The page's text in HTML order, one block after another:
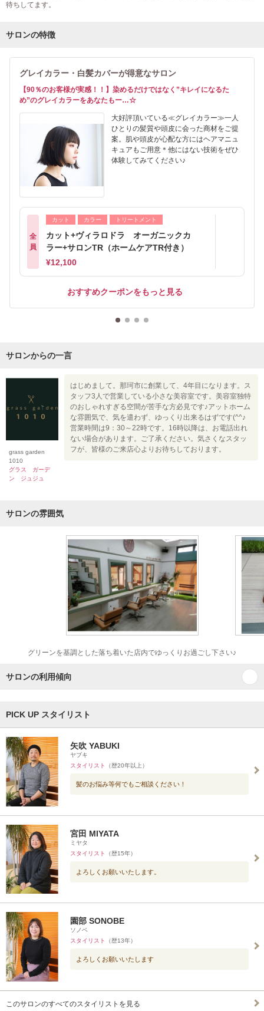
待ちしてます。
サロンの特徴
グレイカラー・白髪カバーが得意なサロン
【90％のお客様が実感！！】染めるだけではなく”キレイになるた
め”のグレイカラーをあなたもー…☆
大好評頂いている≪グレイカラー≫一人
ひとりの髪質や頭皮に会った商材をご提
案。肌や頭皮が心配な方にはヘアマニュ
キュアもご用意＊他にはない技術をぜひ
体験してみてください♪
全
員
カット カラー トリートメント
カット+ヴィラロドラ オーガニックカ
ラー+サロンTR（ホームケアTR付き）
¥12,100
おすすめクーポンをもっと見る
サロンからの一言
grass garden
1010
グラス ガーデ
ン ジュジュ
はじめまして。那珂市に創業して、4年目になります。ス
タッフ3人で営業している小さな美容室です。美容室独特
のおしゃれすぎる空間が苦手な方必見です♪アットホーム
な雰囲気で、気を遣わず、ゆっくり出来るはずです(^^♪
営業時間は9：30～22時です。16時以降は、お電話出れ
ない場合があります。ご了承ください。気さくなスタッ
フが、皆様のご来店心よりお待ちしております。
サロンの雰囲気
グリーンを基調とした落ち着いた店内でゆっくりお過ごし下さい♪
サロンの利用傾向
PICK UP スタイリスト
矢吹 YABUKI
ヤブキ
スタイリスト
（歴20年以上）
髪のお悩み等何でもご相談ください！
宮田 MIYATA
ミヤタ
スタイリスト
（歴15年）
よろしくお願いいたします。
園部 SONOBE
ソノベ
スタイリスト
（歴13年）
よろしくお願いいたします
このサロンのすべてのスタイリストを見る